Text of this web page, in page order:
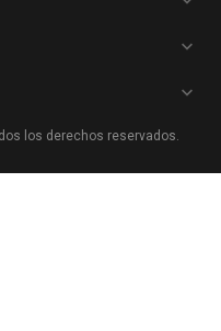


los derechos reservados.